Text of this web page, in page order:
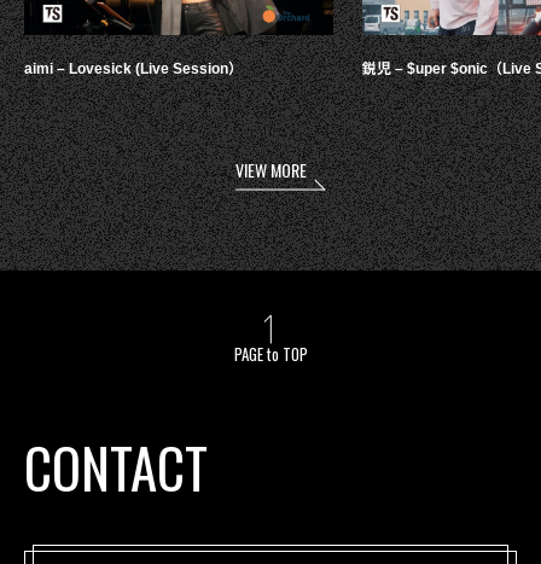
aimi – Lovesick (Live Session） 鋭児 – $uper $onic（Live
VIEW MORE
PAGE to TOP
CONTACT